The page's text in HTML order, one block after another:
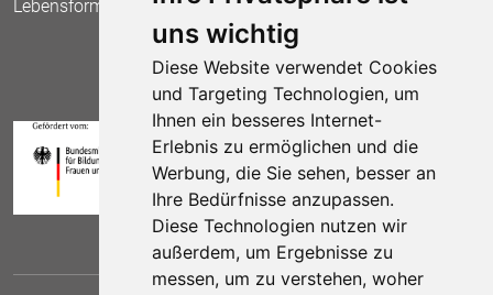
uns wichtig
Diese Website verwendet Cookies
und Targeting Technologien, um
Ihnen ein besseres Internet-
Erlebnis zu ermöglichen und die
Werbung, die Sie sehen, besser an
Ihre Bedürfnisse anzupassen.
Diese Technologien nutzen wir
außerdem, um Ergebnisse zu
messen, um zu verstehen, woher
Lebensform.